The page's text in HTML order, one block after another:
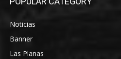
Noticias
Banner
Las Planas